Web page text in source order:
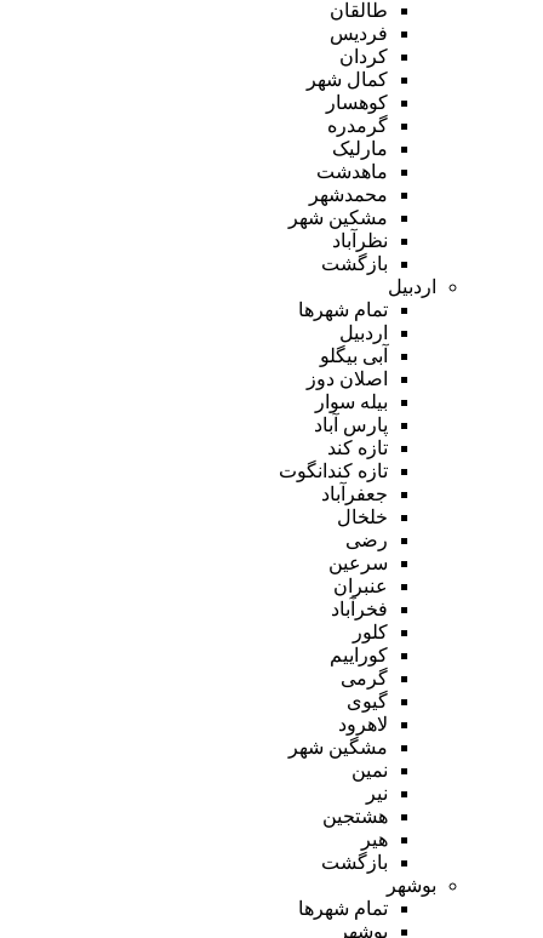
طالقان
فردیس
کردان
کمال شهر
کوهسار
گرمدره
مارلیک
ماهدشت
محمدشهر
مشکین شهر
نظرآباد
بازگشت
اردبیل
تمام شهر‌ها
اردبیل
آبی بیگلو
اصلان دوز
بیله سوار
پارس آباد
تازه کند
تازه کندانگوت
جعفرآباد
خلخال
رضی
سرعین
عنبران
فخرآباد
کلور
کوراییم
گرمی
گیوی
لاهرود
مشگین شهر
نمین
نیر
هشتجین
هیر
بازگشت
بوشهر
تمام شهر‌ها
بوشهر